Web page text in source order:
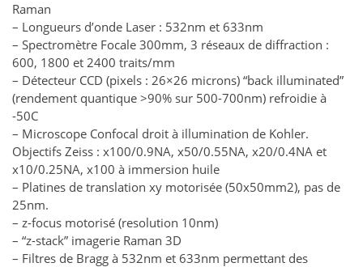
Raman
– Longueurs d’onde Laser : 532nm et 633nm
– Spectromètre Focale 300mm, 3 réseaux de diffraction :
600, 1800 et 2400 traits/mm
– Détecteur CCD (pixels : 26×26 microns) “back illuminated”
(rendement quantique >90% sur 500-700nm) refroidie à
-50C
– Microscope Confocal droit à illumination de Kohler.
Objectifs Zeiss : x100/0.9NA, x50/0.55NA, x20/0.4NA et
x10/0.25NA, x100 à immersion huile
– Platines de translation xy motorisée (50x50mm2), pas de
25nm.
– z-focus motorisé (resolution 10nm)
– “z-stack” imagerie Raman 3D
– Filtres de Bragg à 532nm et 633nm permettant des